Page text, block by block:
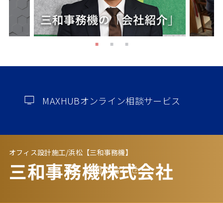
MAXHUBオンライン相談サービス
お問い合わせ
オフィス設計施工/浜松【三和事務機】
三和事務機株式会社